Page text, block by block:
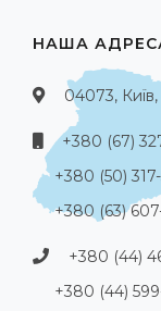
НАША
04073,
+380 (67)
+380 (50)
+380 (63)
+380 (44)
+380 (44)